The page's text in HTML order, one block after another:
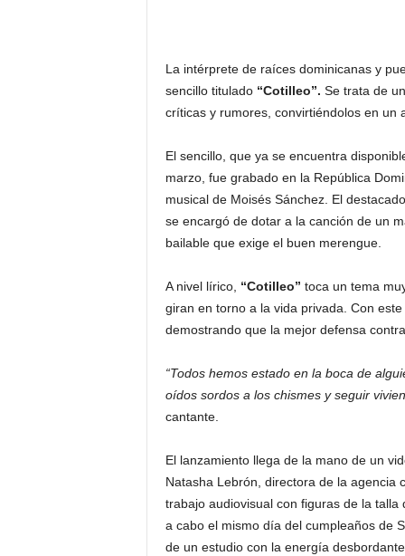
La intérprete de raíces dominicanas y
sencillo titulado “Cotilleo”. Se trata de
críticas y rumores, convirtiéndolos en un
El sencillo, que ya se encuentra
marzo, fue grabado en la República
musical de Moisés Sánchez. El
se encargó de dotar a la canción de un
bailable que exige el buen merengue.
A nivel lírico, “Cotilleo” toca un tema
giran en torno a la vida privada. Con
demostrando que la mejor defensa
“Todos hemos estado en la boca de
oídos sordos a los chismes y seguir
cantante.
El lanzamiento llega de la mano de un
Natasha Lebrón, directora de la agencia
trabajo audiovisual con figuras de la
a cabo el mismo día del cumpleaños de
de un estudio con la energía